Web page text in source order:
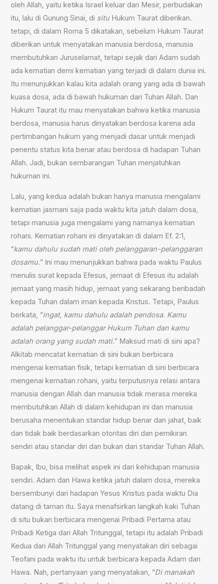
oleh Allah, yaitu ketika Israel keluar dari Mesir, perbudakan
itu, lalu di Gunung Sinai, di situHukum Taurat diberikan.
tetapi, di dalam Roma 5 dikatakan, sebelum Hukum Taurat
diberikan untuk menyatakan manusia berdosa, manusia
membutuhkan Juruselamat, tetapi sejak dari Adam sudah
ada kematian demi kematian yang terjadi di dalam dunia ini.
Itu menunjukkan kalau kita adalah orang yang ada di bawah
kuasa dosa, ada di bawah hukuman dari Tuhan Allah. Dan
Hukum Taurat itu mau menyatakan bahwa ketika manusia
berdosa, manusia harus dinyatakan berdosa karena ada
pertimbangan hukum yang menjadi dasar untuk menjadi
penentu status kita benar atau berdosa di hadapan Tuhan
Allah. Jadi, bukan sembarangan Tuhan menjatuhkan
hukuman ini.
Lalu, yang kedua adalah bukan hanya manusia mengalami
kematian jasmani saja pada waktu kita jatuh dalam dosa,
tetapi manusia juga mengalami yang namanya kematian
rohani. Kematian rohani ini dinyatakan di dalam Ef. 2:1,
“kamu dahulu sudah mati oleh pelanggaran-pelanggaran
dosamu.” Ini mau menunjukkan bahwa pada waktu Paulus
menulis surat kepada Efesus, jemaat di Efesus itu adalah
jemaat yang masih hidup, jemaat yang sekarang beribadah
kepada Tuhan dalam iman kepada Kristus. Tetapi, Paulus
berkata, “ingat, kamu dahulu adalah pendosa. Kamu
adalah pelanggar-pelanggar Hukum Tuhan dan kamu
adalah orang yang sudah mati.” Maksud mati di sini apa?
Alkitab mencatat kematian di sini bukan berbicara
mengenai kematian fisik, tetapi kematian di sini berbicara
mengenai kematian rohani, yaitu terputusnya relasi antara
manusia dengan Allah dan manusia tidak merasa mereka
membutuhkan Allah di dalam kehidupan ini dan manusia
berusaha menentukan standar hidup benar dan jahat, baik
dan tidak baik berdasarkan otoritas diri dan pemikiran
sendiri atau standar diri dan bukan dari standar Tuhan Allah.
Bapak, Ibu, bisa melihat aspek ini dari kehidupan manusia
sendiri. Adam dan Hawa ketika jatuh dalam dosa, mereka
bersembunyi dari hadapan Yesus Kristus pada waktu Dia
datang di taman itu. Saya menafsirkan langkah kaki Tuhan
di situ bukan berbicara mengenai Pribadi Pertama atau
Pribadi Ketiga dari Allah Tritunggal, tetapi itu adalah Pribadi
Kedua dari Allah Tritunggal yang menyatakan diri sebagai
Teofani pada waktu itu untuk berbicara kepada Adam dan
Hawa. Nah,pertanyaan yang menyatakan, “Di manakah